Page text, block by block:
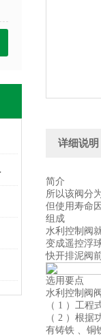
选择
详细说明
简介
所以该阀分
但使用寿命
组成
水利控制阀
变成遥控浮
快开排泥阀
选用要点
水利控制阀
（ 1 ）工
（ 2 ）根
有铸铁 、铜